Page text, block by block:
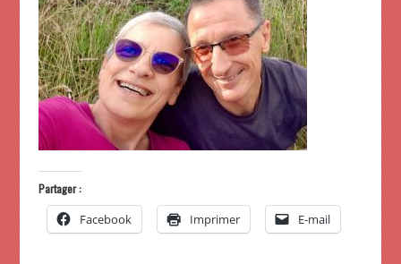
Partager :
Facebook Imprimer E-mail